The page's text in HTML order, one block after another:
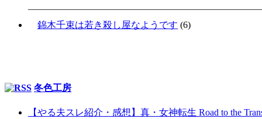
錦木千束は若き殺し屋なようです (6)
冬色工房
【やる夫スレ紹介・感想】真・女神転生 Road to the